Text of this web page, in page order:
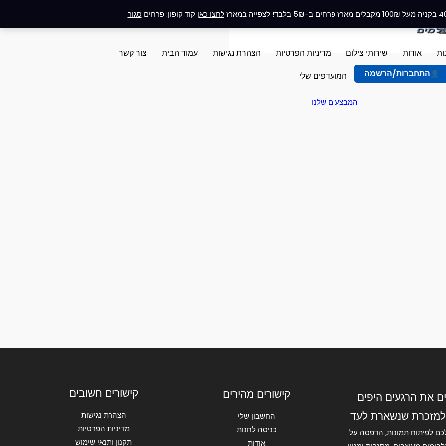
לחצו כאן קוד קופון: פרחים סגור
אודות שירותי צילום מדיניות הפרטיות הצהרת נגישות עמוד הבית
צור קשר
התחברות/הרשמה
המועדפים שלי
המבצעים שלנו
את הרגעים היפים
שנשארת לעד
לפיתוח תמונות, הדפסה על
קישורים מהירים
החשבון שלי
כניסה לחנות
אודות
קישורים חשובים
הצהרת נגישות
מדיניות הפרטיות
תקנון ותנאי שימוש